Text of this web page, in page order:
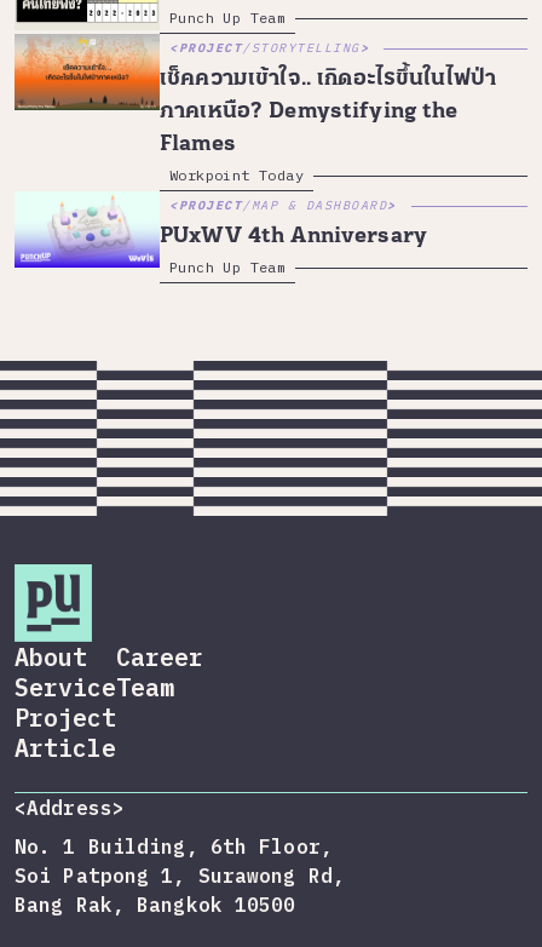
Punch Up Team
PROJECT/STORYTELLING
เช็คความเข้าใจ.. เกิดอะไรขึ้นในไฟป่า
ภาคเหนือ? Demystifying the
Flames
Workpoint Today
PROJECT/MAP & DASHBOARD
PUxWV 4th Anniversary
Punch Up Team
About
Service
Project
Article
Career
Team
<Address>
No. 1 Building, 6th Floor,
Soi Patpong 1, Surawong Rd,
Bang Rak, Bangkok 10500